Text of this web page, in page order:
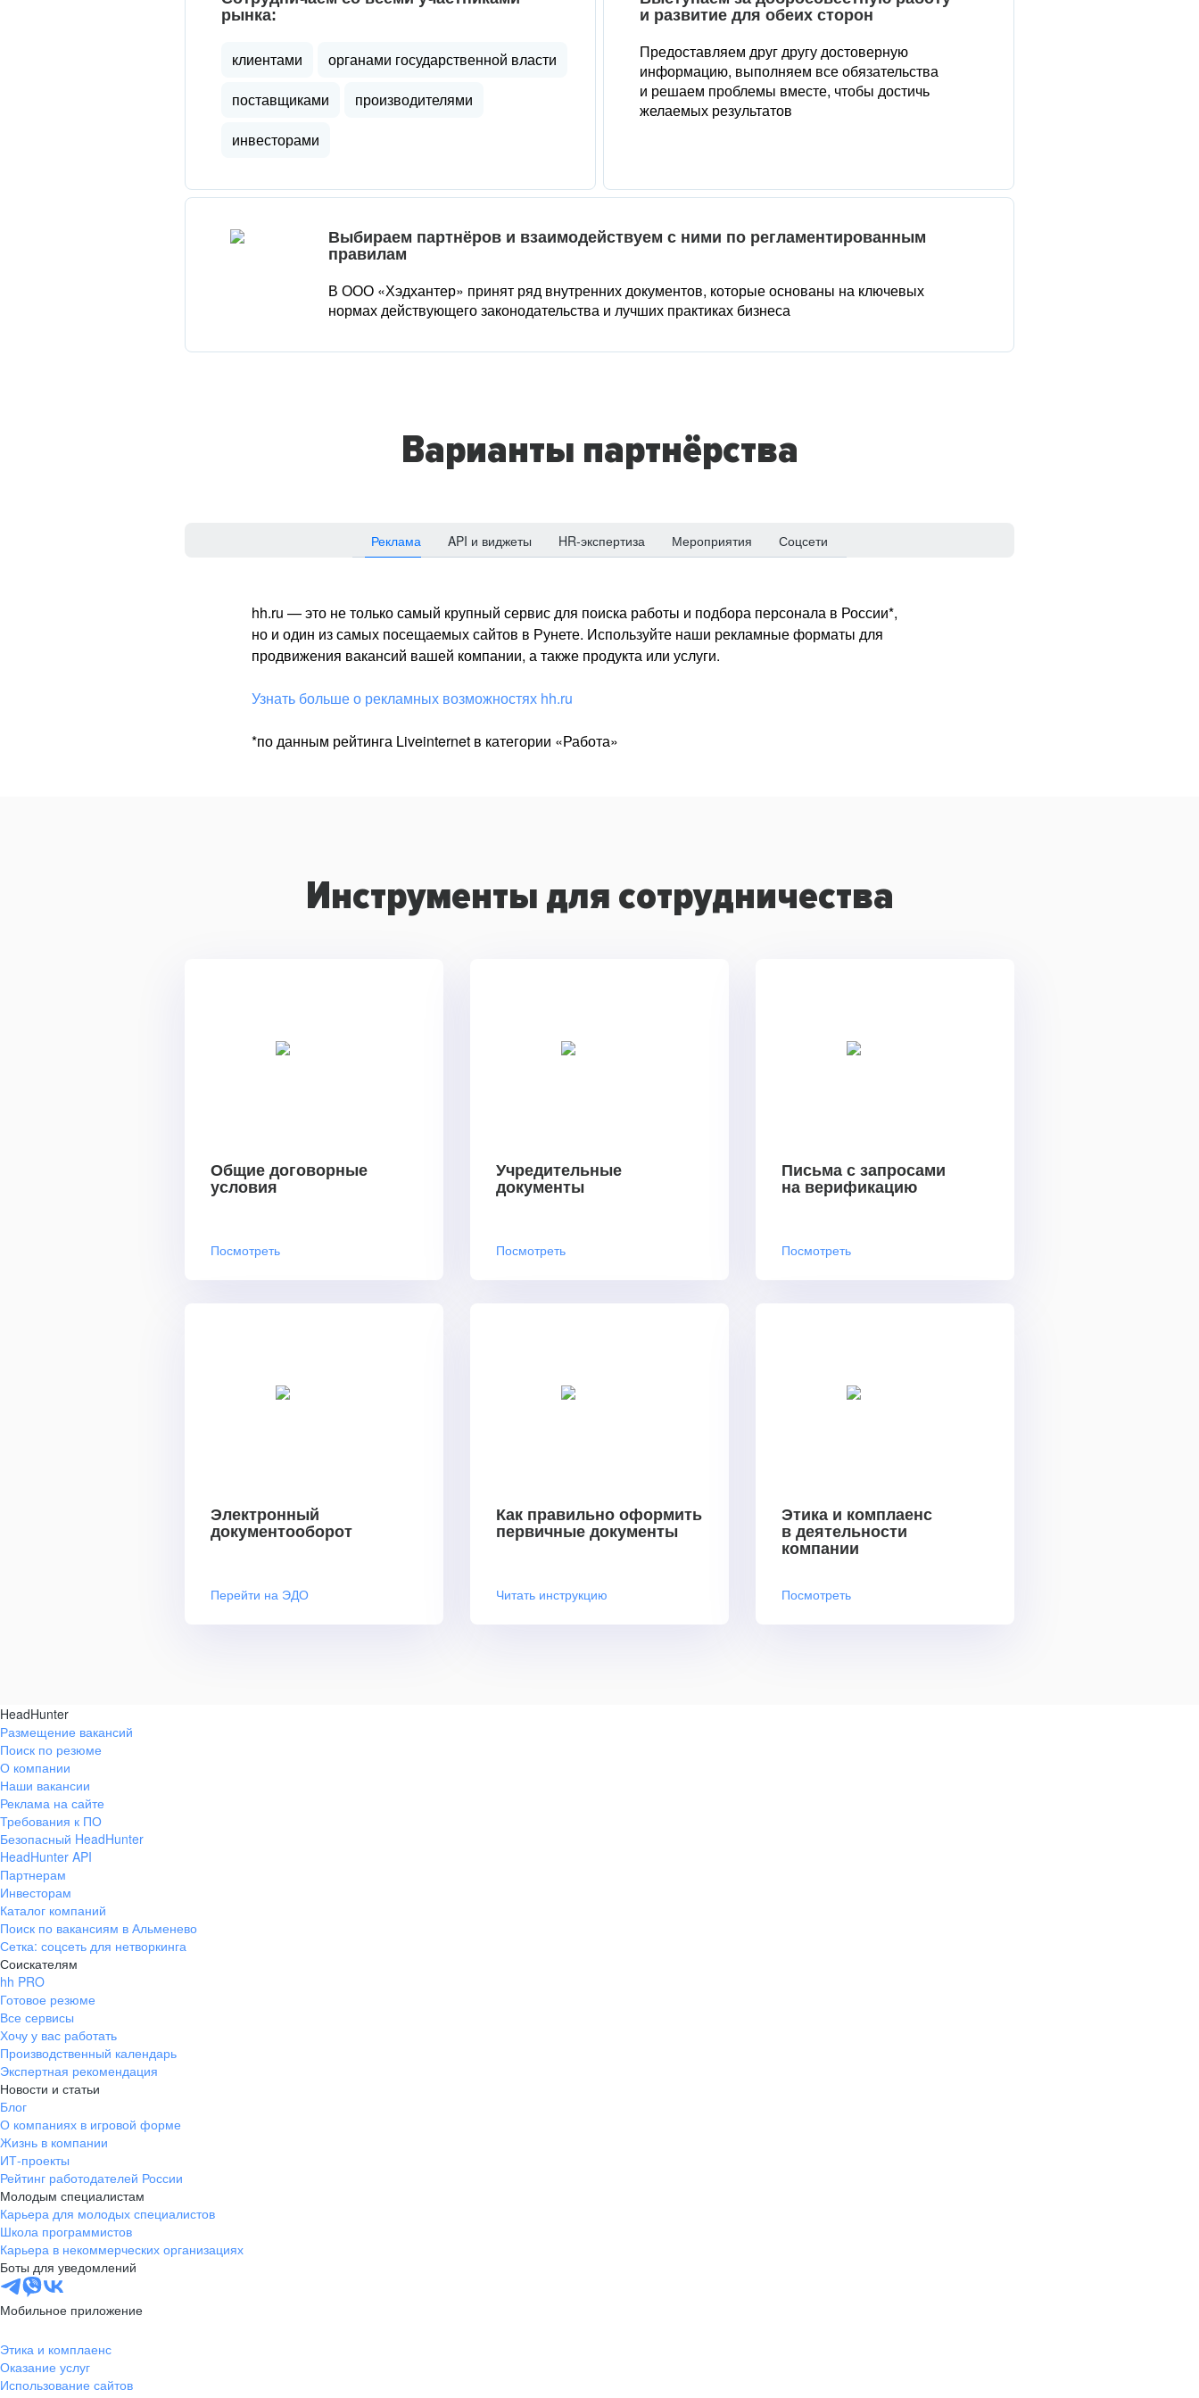
рынка:
клиентами
органами государственной власти
поставщиками
производителями
инвесторами
и развитие для обеих сторон
Предоставляем друг другу достоверную
информацию, выполняем все обязательства
и решаем проблемы вместе, чтобы достичь
желаемых результатов
Выбираем партнёров и взаимодействуем с ними по регламентированным
правилам
В ООО «Хэдхантер» принят ряд внутренних документов, которые основаны на ключевых
нормах действующего законодательства и лучших практиках бизнеса
Варианты партнёрства
Реклама API и виджеты HR-экспертиза Мероприятия Соцсети
hh.ru — это не только самый крупный сервис для поиска работы и подбора персонала в России*,
но и один из самых посещаемых сайтов в Рунете. Используйте наши рекламные форматы для
продвижения вакансий вашей компании, а также продукта или услуги.
Узнать больше о рекламных возможностях hh.ru
*по данным рейтинга Liveinternet в категории «Работа»
Инструменты для сотрудничества
Общие договорные
условия
Посмотреть
Учредительные
документы
Посмотреть
Письма с запросами
на верификацию
Посмотреть
Электронный
документооборот
Перейти на ЭДО
Как правильно оформить
первичные документы
Читать инструкцию
Этика и комплаенс
в деятельности
компании
Посмотреть
HeadHunter
Размещение вакансий
Поиск по резюме
О компании
Наши вакансии
Реклама на сайте
Требования к ПО
Безопасный HeadHunter
HeadHunter API
Партнерам
Инвесторам
Каталог компаний
Поиск по вакансиям в Альменево
Сетка: соцсеть для нетворкинга
Соискателям
hh PRO
Готовое резюме
Все сервисы
Хочу у вас работать
Производственный календарь
Экспертная рекомендация
Новости и статьи
Блог
О компаниях в игровой форме
Жизнь в компании
ИТ-проекты
Рейтинг работодателей России
Молодым специалистам
Карьера для молодых специалистов
Школа программистов
Карьера в некоммерческих организациях
Боты для уведомлений
Мобильное приложение
Этика и комплаенс
Оказание услуг
Использование сайтов